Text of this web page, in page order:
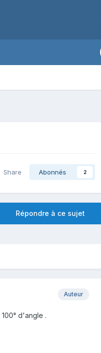
Share Abonnés 2
Répondre à ce sujet
Auteur
d'angle .